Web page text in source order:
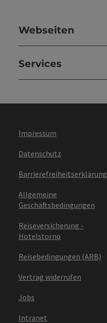
Webseiten
Services
Impressum
Datenschutz
Barrierefreiheitserklärung
Allgemeine
Geschäftsbedingungen
Reiseversicherung -
Hotelstorno
Reisebedingungen (ARB)
Vertrag widerrufen
Jobs
Intranet